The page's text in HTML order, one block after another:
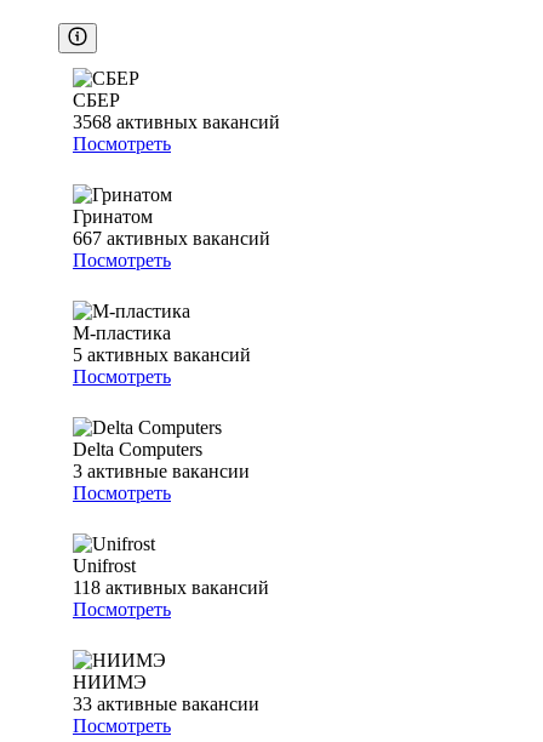
СБЕР
3568 активных вакансий
Посмотреть
Гринатом
667 активных вакансий
Посмотреть
М-пластика
5 активных вакансий
Посмотреть
Delta Computers
3 активные вакансии
Посмотреть
Unifrost
118 активных вакансий
Посмотреть
НИИМЭ
33 активные вакансии
Посмотреть